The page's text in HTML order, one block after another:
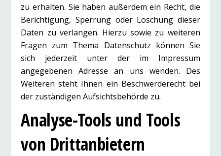
zu erhalten. Sie haben außerdem ein Recht, die
Berichtigung, Sperrung oder Löschung dieser
Daten zu verlangen. Hierzu sowie zu weiteren
Fragen zum Thema Datenschutz können Sie
sich jederzeit unter der im Impressum
angegebenen Adresse an uns wenden. Des
Weiteren steht Ihnen ein Beschwerderecht bei
der zuständigen Aufsichtsbehörde zu.
Analyse-Tools und Tools
von Drittanbietern